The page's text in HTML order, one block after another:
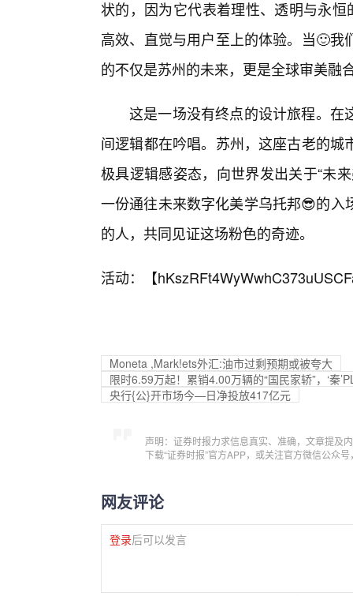
状的，因为它代表着理性、透明与永
高效、直觉与用户至上的体验。当🙂
的不仅是苏州的未来，更是全球审美融
这是一场没有终点的设计旅程。在
间逻辑都在吟唱。苏州，这座古老的
极具逻辑感姿态，向世界发出关于“未
一份通往未来数字化美学乌托邦😎的
的人，共同见证这场粉色的奇迹。
活动：【
Moneta ,Mark!ets外汇:油市过剩预期或被夸大
限时6.59万起！累销4.00万辆的“国民家轿”，‘秦
央行{公}开市场今—日净投放417亿元
声明：证券时报力求信息真实、准确，文章提及
下载“证券时报”官方APP，或关注官方微信公众
网友评论
登录后可以发言